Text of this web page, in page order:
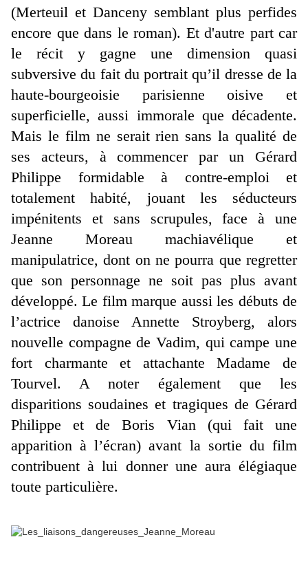
(Merteuil et Danceny semblant plus perfides
encore que dans le roman). Et d'autre part car
le récit y gagne une dimension quasi
subversive du fait du portrait qu’il dresse de la
haute-bourgeoisie parisienne oisive et
superficielle, aussi immorale que décadente.
Mais le film ne serait rien sans la qualité de
ses acteurs, à commencer par un Gérard
Philippe formidable à contre-emploi et
totalement habité, jouant les séducteurs
impénitents et sans scrupules, face à une
Jeanne Moreau machiavélique et
manipulatrice, dont on ne pourra que regretter
que son personnage ne soit pas plus avant
développé. Le film marque aussi les débuts de
l’actrice danoise Annette Stroyberg, alors
nouvelle compagne de Vadim, qui campe une
fort charmante et attachante Madame de
Tourvel. A noter également que les
disparitions soudaines et tragiques de Gérard
Philippe et de Boris Vian (qui fait une
apparition à l’écran) avant la sortie du film
contribuent à lui donner une aura élégiaque
toute particulière.